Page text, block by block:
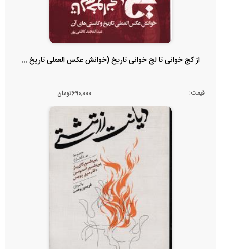
از کج خوانی تا لج خوانی تاریخ (خوانش عکس العملی تاریخ ...
قیمت: 690,000تومان